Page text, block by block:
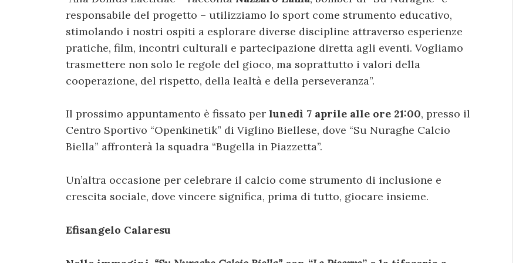
responsabile del progetto – utilizziamo lo sport come strumento educativo,
stimolando i nostri ospiti a esplorare diverse discipline attraverso esperienze
pratiche, film, incontri culturali e partecipazione diretta agli eventi. Vogliamo
trasmettere non solo le regole del gioco, ma soprattutto i valori della
cooperazione, del rispetto, della lealtà e della perseveranza”.
Il prossimo appuntamento è fissato per lunedì 7 aprile alle ore 21:00, presso il
Centro Sportivo “Openkinetik” di Viglino Biellese, dove “Su Nuraghe Calcio
Biella” affronterà la squadra “Bugella in Piazzetta”.
Un’altra occasione per celebrare il calcio come strumento di inclusione e
crescita sociale, dove vincere significa, prima di tutto, giocare insieme.
Efisangelo Calaresu